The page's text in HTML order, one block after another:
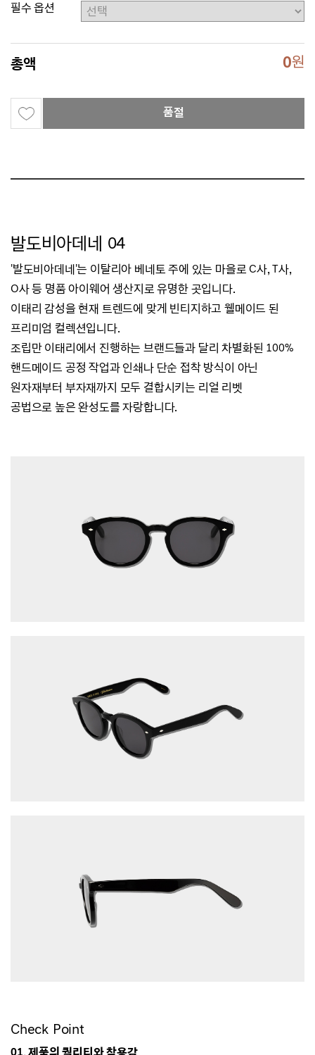
필수 옵션
총액 0원
품절
발도비아데네 04
'발도비아데네'는 이탈리아 베네토 주에 있는 마을로 C사, T사,
O사 등 명품 아이웨어 생산지로 유명한 곳입니다.
이태리 감성을 현재 트렌드에 맞게 빈티지하고 웰메이드 된
프리미엄 컬렉션입니다.
조립만 이태리에서 진행하는 브랜드들과 달리 차별화된 100%
핸드메이드 공정 작업과 인쇄나 단순 접착 방식이 아닌
원자재부터 부자재까지 모두 결합시키는 리얼 리벳
공법으로 높은 완성도를 자랑합니다.
Check Point
01. 제품의 퀄리티와 착용감